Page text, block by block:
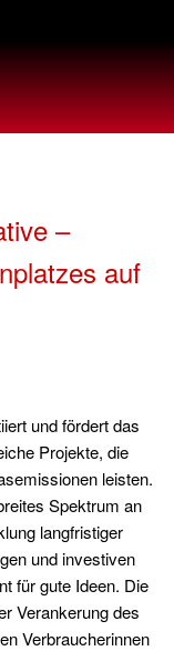
–
auf
und fördert das
Projekte, die
leisten.
Spektrum an
langfristiger
und investiven
für gute Ideen. Die
Verankerung des
Verbraucherinnen